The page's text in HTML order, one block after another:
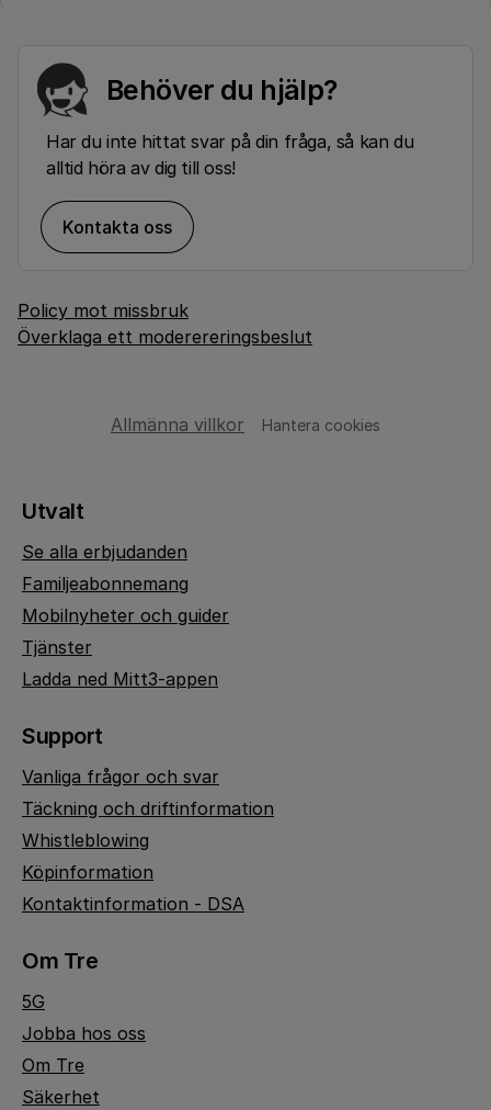
Behöver du hjälp?
Har du inte hittat svar på din fråga, så kan du
alltid höra av dig till oss!
Kontakta oss
Policy mot missbruk
Överklaga ett moderereringsbeslut
Allmänna villkor Hantera cookies
Utvalt
Se alla erbjudanden
Familjeabonnemang
Mobilnyheter och guider
Tjänster
Ladda ned Mitt3-appen
Support
Vanliga frågor och svar
Täckning och driftinformation
Whistleblowing
Köpinformation
Kontaktinformation - DSA
Om Tre
5G
Jobba hos oss
Om Tre
Säkerhet